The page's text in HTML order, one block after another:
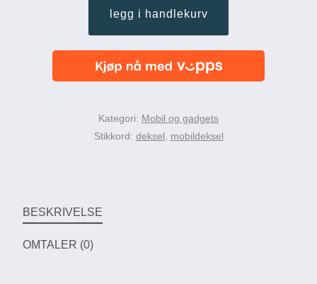
legg i handlekurv
Kategori: Mobil og gadgets
Stikkord: deksel, mobildeksel
BESKRIVELSE
OMTALER (0)